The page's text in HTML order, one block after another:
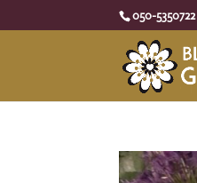
050-5350722